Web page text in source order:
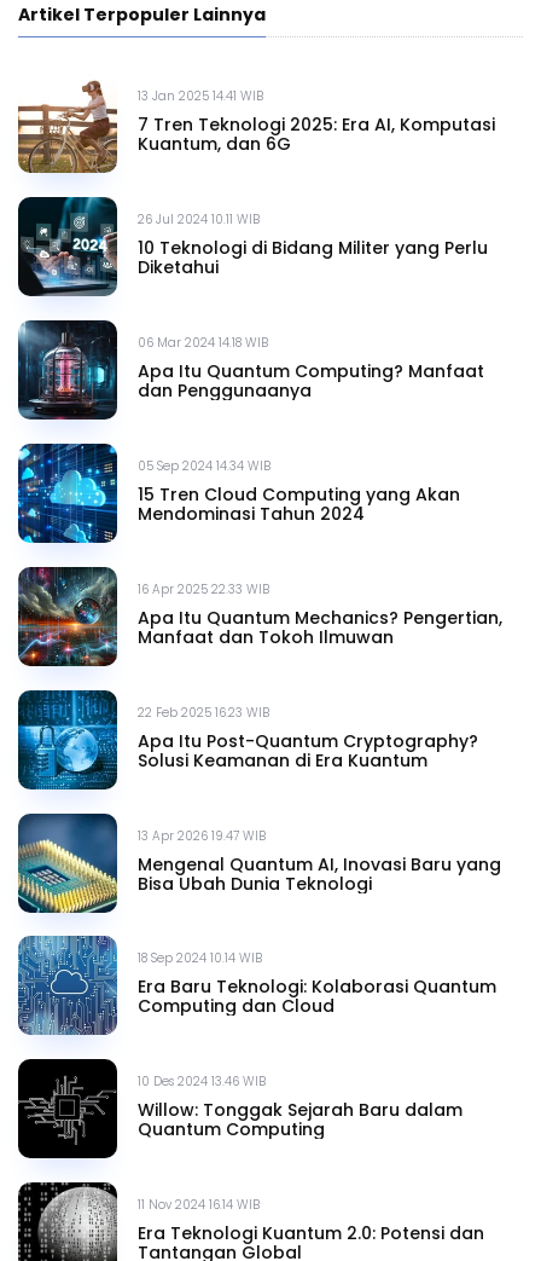
Artikel Terpopuler Lainnya
13 Jan 2025 14.41 WIB
7 Tren Teknologi 2025: Era AI, Komputasi
Kuantum, dan 6G
26 Jul 2024 10.11 WIB
10 Teknologi di Bidang Militer yang Perlu
Diketahui
06 Mar 2024 14.18 WIB
Apa Itu Quantum Computing? Manfaat
dan Penggunaanya
05 Sep 2024 14.34 WIB
15 Tren Cloud Computing yang Akan
Mendominasi Tahun 2024
16 Apr 2025 22.33 WIB
Apa Itu Quantum Mechanics? Pengertian,
Manfaat dan Tokoh Ilmuwan
22 Feb 2025 16.23 WIB
Apa Itu Post-Quantum Cryptography?
Solusi Keamanan di Era Kuantum
13 Apr 2026 19.47 WIB
Mengenal Quantum AI, Inovasi Baru yang
Bisa Ubah Dunia Teknologi
18 Sep 2024 10.14 WIB
Era Baru Teknologi: Kolaborasi Quantum
Computing dan Cloud
10 Des 2024 13.46 WIB
Willow: Tonggak Sejarah Baru dalam
Quantum Computing
11 Nov 2024 16.14 WIB
Era Teknologi Kuantum 2.0: Potensi dan
Tantangan Global